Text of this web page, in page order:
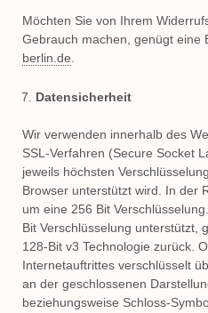
Möchten Sie von Ihrem
Gebrauch machen, genügt eine
berlin.de
Datensicherheit
Wir verwenden innerhalb des
SSL-Verfahren (Secure Socket
jeweils höchsten
Browser unterstützt wird. In der
um eine 256 Bit
Bit Verschlüsselung unterstützt,
128-Bit v3 Technologie zurück.
Internetauftrittes verschlüsselt
an der geschlossenen
beziehungsweise Schloss-